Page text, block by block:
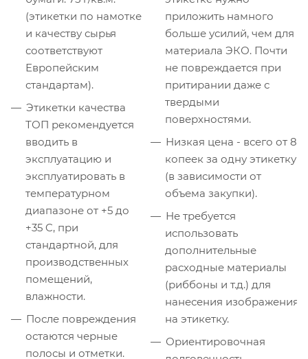
(этикетки по намотке
и качеству сырья
соответствуют
Европейским
стандартам).
Этикетки качества
ТОП рекомендуется
вводить в
эксплуатацию и
эксплуатировать в
температурном
диапазоне от +5 до
+35 C, при
стандартной, для
производственных
помещений,
влажности.
После повреждения
остаются черные
полосы и отметки.
приложить намного
больше усилий, чем для
материала ЭКО. Почти
не повреждается при
притирании даже с
твердыми
поверхностями.
Низкая цена - всего от 83
копеек за одну этикетку
(в зависимости от
объема закупки).
Не требуется
использовать
дополнительные
расходные материалы
(риббоны и т.д.) для
нанесения изображения
на этикетку.
Ориентировочная